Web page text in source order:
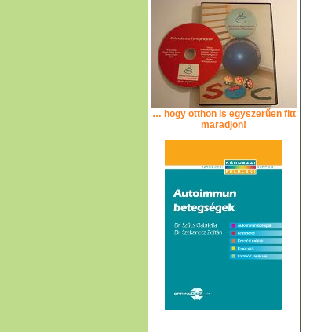
… hogy otthon is egyszerűen fitt
maradjon!